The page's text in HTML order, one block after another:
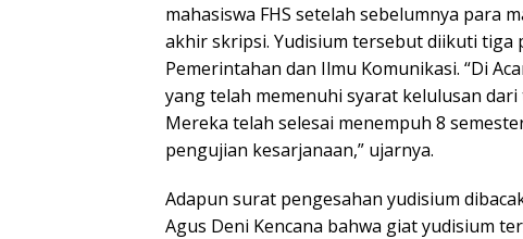
mahasiswa FHS setelah sebelumnya para
akhir skripsi. Yudisium tersebut diikuti tiga
Pemerintahan dan Ilmu Komunikasi. “Di
yang telah memenuhi syarat kelulusan
Mereka telah selesai menempuh 8
pengujian kesarjanaan,” ujarnya.
Adapun surat pengesahan yudisium
Agus Deni Kencana bahwa giat yudisium